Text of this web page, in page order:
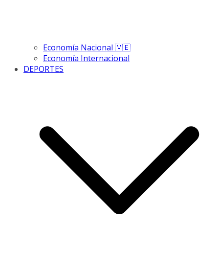
Economía Nacional 🇻🇪
Economía Internacional
DEPORTES